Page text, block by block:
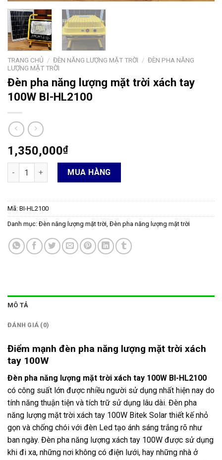
TRANG CHỦ / ĐÈN NĂNG LƯỢNG MẶT TRỜI / ĐÈN PHA NĂNG
LƯỢNG MẶT TRỜI
Đèn pha năng lượng mặt trời xách tay
100W BI-HL2100
1,350,000₫
Đèn pha năng lượng mặt trời xách tay 100W BI-HL2100 số lượng
MUA HÀNG
Mã: BI-HL2100
Danh mục: Đèn năng lượng mặt trời, Đèn pha năng lượng mặt trời
MÔ TẢ
ĐÁNH GIÁ (0)
Điểm mạnh đèn pha năng lượng mặt trời xách
tay 100W
Đèn pha năng lượng mặt trời xách tay 100W BI-HL2100
có công suất lớn được nhiều người sử dụng nhất hiện nay do
tính năng thuận tiện và tích trữ sử dụng lâu dài. Đèn pha
năng lượng mặt trời xách tay 100W Bitek Solar thiết kế nhỏ
gọn và chống chói với đèn Led tạo ánh sáng trắng rõ như
ban ngày. Đèn pha năng lượng xách tay 100W được sử dụng
khi đi xa, những nơi không có điện lưới, hay những nhà ở